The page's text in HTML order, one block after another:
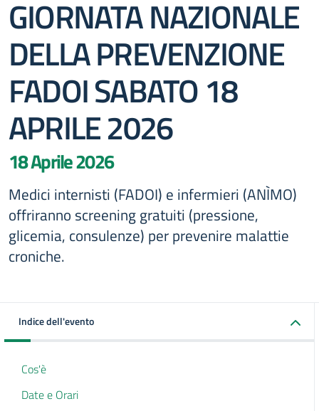
GIORNATA NAZIONALE
DELLA PREVENZIONE
FADOI SABATO 18
APRILE 2026
18 Aprile 2026
Medici internisti (FADOI) e infermieri (ANÌMO)
offriranno screening gratuiti (pressione,
glicemia, consulenze) per prevenire malattie
croniche.
Indice dell'evento
Cos'è
Date e Orari